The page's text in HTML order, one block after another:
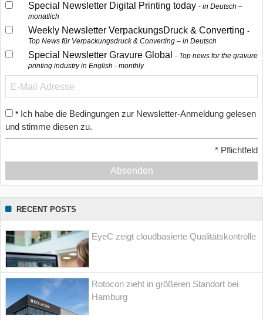
Special Newsletter Digital Printing today
in Deutsch –
monatlich
Weekly Newsletter VerpackungsDruck & Converting
Top News für Verpackungsdruck & Converting – in Deutsch
Special Newsletter Gravure Global
Top news for the gravure
printing industry in English - monthly
* Ich habe die Bedingungen zur Newsletter-Anmeldung gelesen
und stimme diesen zu.
* Pflichtfeld
Absenden
RECENT POSTS
EyeC zeigt cloudbasierte Qualitätskontrolle
Rotocon zieht in größeren Standort bei
Hamburg